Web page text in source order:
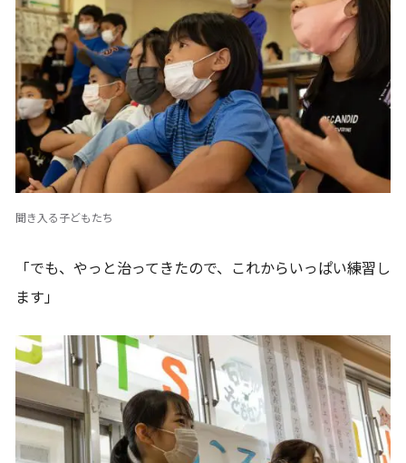
聞き入る子どもたち
「でも、やっと治ってきたので、これからいっぱい練習し
ます」